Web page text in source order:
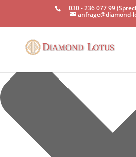
Einwilligung verwalten030 - 236 077 99
anfrage@diamond-